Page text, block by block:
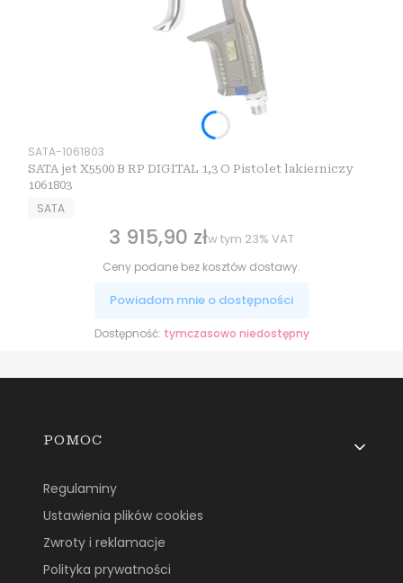
Kod produktu
SATA-1061803
SATA jet X5500 B RP DIGITAL 1,3 O Pistolet lakierniczy
1061803
PRODUCENT
SATA
Cena brutto
3 915,90 złw tym 23% VAT
Ceny podane bez kosztów dostawy.
Powiadom mnie o dostępności
Dostępność: tymczasowo niedostępny
Linki w stopce
POMOC
Regulaminy
Ustawienia plików cookies
Zwroty i reklamacje
Polityka prywatności